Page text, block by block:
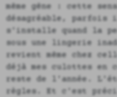
même gêne : cette
désagréable,
s'installe quand la
sous une lingerie
revient même chez
déjà mes culottes en
reste de l'année.
règles. Et c'est